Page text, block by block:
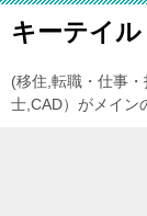
キーテイル
(移住,転職・仕事
士,CAD）がメイン